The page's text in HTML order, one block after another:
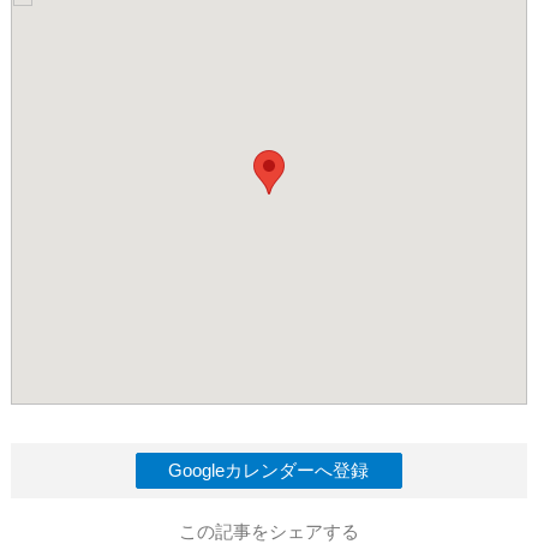
Googleカレンダーへ登録
この記事をシェアする